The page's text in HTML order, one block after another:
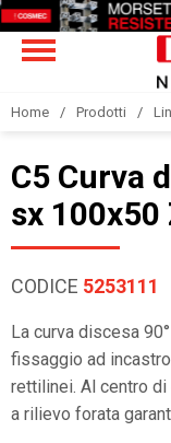
Home Prodotti
C5 Curva
sx 100x50
CODICE 5253111
La curva discesa
fissaggio ad
rettilinei. Al centro
a rilievo forata